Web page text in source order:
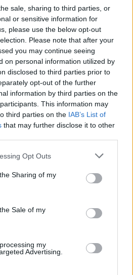
sale, sharing to third parties, or
or sensitive information for
please use the below opt-out
Please note that after your
you may continue seeing
on personal information utilized by
disclosed to third parties prior to
opt-out of the further
information by third parties on the
This information may
third parties on the IAB’s List of
that may further disclose it to other
Opt Outs
Sharing of my
Sale of my
my
Advertising.
vegetarisch